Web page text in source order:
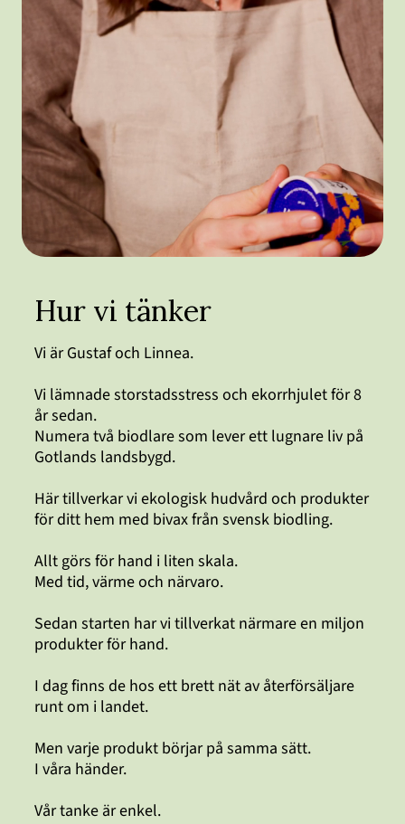
Hur vi tänker
Vi är Gustaf och Linnea.
Vi lämnade storstadsstress och ekorrhjulet för 8
år sedan.
Numera två biodlare som lever ett lugnare liv på
Gotlands landsbygd.
Här tillverkar vi ekologisk hudvård och produkter
för ditt hem med bivax från svensk biodling.
Allt görs för hand i liten skala.
Med tid, värme och närvaro.
Sedan starten har vi tillverkat närmare en miljon
produkter för hand.
I dag finns de hos ett brett nät av återförsäljare
runt om i landet.
Men varje produkt börjar på samma sätt.
I våra händer.
Vår tanke är enkel.